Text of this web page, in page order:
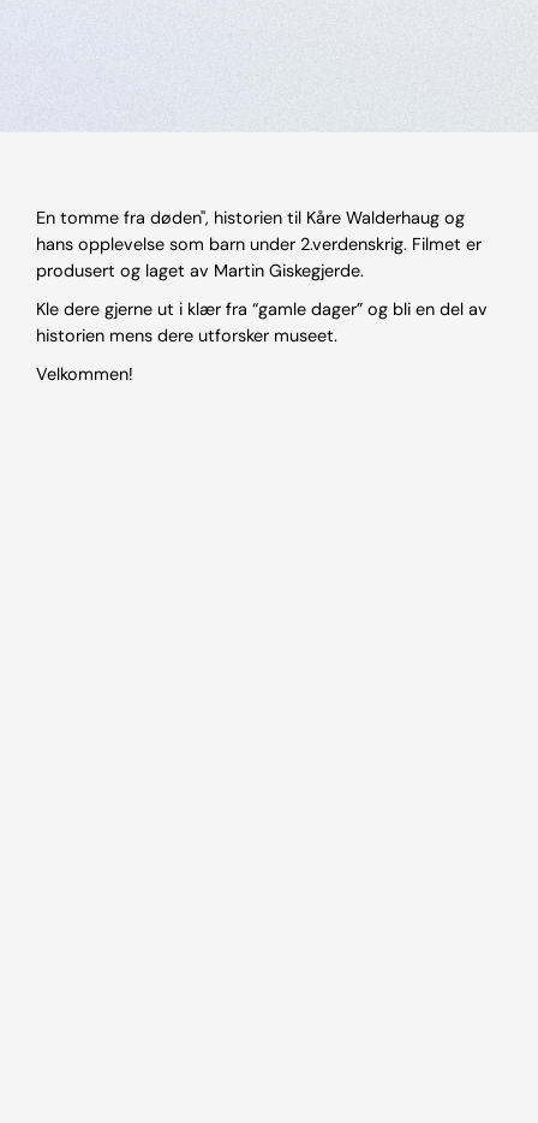
En tomme fra døden", historien til Kåre Walderhaug og
hans opplevelse som barn under 2.verdenskrig. Filmet er
produsert og laget av Martin Giskegjerde.
Kle dere gjerne ut i klær fra “gamle dager” og bli en del av
historien mens dere utforsker museet.
Velkommen!